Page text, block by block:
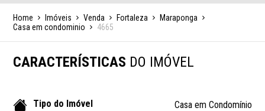
Home Imóveis Venda Fortaleza
Maraponga
Casa em condominio
4665
CARACTERÍSTICAS DO IMÓVEL
Tipo do Imóvel Casa em Condomínio